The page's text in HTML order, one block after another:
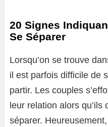
20 Signes
Se Séparer
Lorsqu’on se trouve
il est parfois difficile de
partir. Les couples
leur relation alors
séparer.